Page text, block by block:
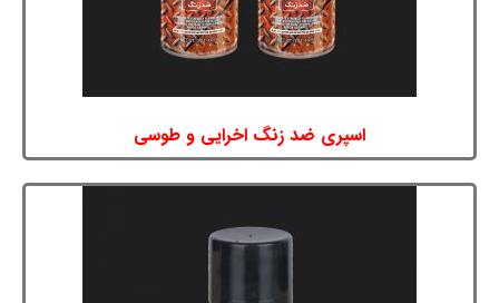
اسپری ضد زنگ اخرایی و طوسی